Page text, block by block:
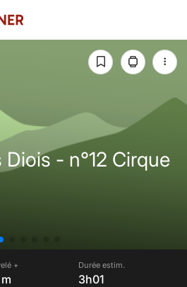
Diois - n°12 Cirque
+ Durée estim.
3h01